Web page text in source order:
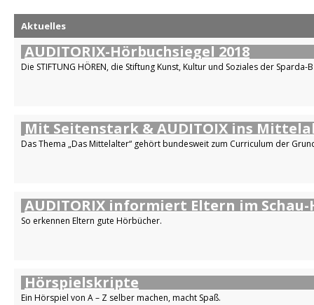
Aktuelles
AUDITORIX-Hörbuchsiegel 2018
Die STIFTUNG HÖREN, die Stiftung Kunst, Kultur und Soziales der
Mit Seitenstark & AUDITOIX ins
Das Thema „Das Mittelalter“ gehört bundesweit zum Curriculum der
AUDITORIX informiert Eltern im Schau-
So erkennen Eltern gute Hörbücher.
Hörspielskripte
Ein Hörspiel von A – Z selber machen, macht Spaß.